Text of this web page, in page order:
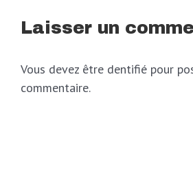
Laisser un
Vous devez être dentifié pour
commentaire.